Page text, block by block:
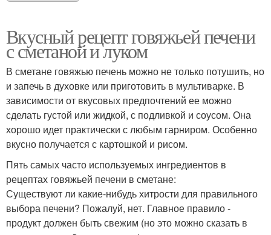
Вкусный рецепт говяжьей печени
с сметаной и луком
В сметане говяжью печень можно не только потушить, но
и запечь в духовке или приготовить в мультиварке. В
зависимости от вкусовых предпочтений ее можно
сделать густой или жидкой, с подливкой и соусом. Она
хорошо идет практически с любым гарниром. Особенно
вкусно получается с картошкой и рисом.
Пять самых часто используемых ингредиентов в
рецептах говяжьей печени в сметане:
Существуют ли какие-нибудь хитрости для правильного
выбора печени? Пожалуй, нет. Главное правило -
продукт должен быть свежим (но это можно сказать в